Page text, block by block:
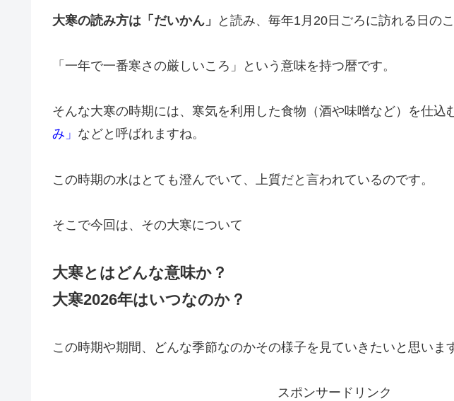
大寒の読み方は「だいかん」 と読み、毎年1月20日ごろに訪れる日の
「一年で一番寒さの厳しいころ」という意味を持つ暦です。
そんな大寒の時期には、寒気を利用した食物（酒や味噌など）を仕込
み」 などと呼ばれますね。
この時期の水はとても澄んでいて、上質だと言われているのです。
そこで今回は、その大寒について
大寒とはどんな意味か？
大寒2026年はいつなのか？
この時期や期間、どんな季節なのかその様子を見ていきたいと思いま
スポンサードリンク